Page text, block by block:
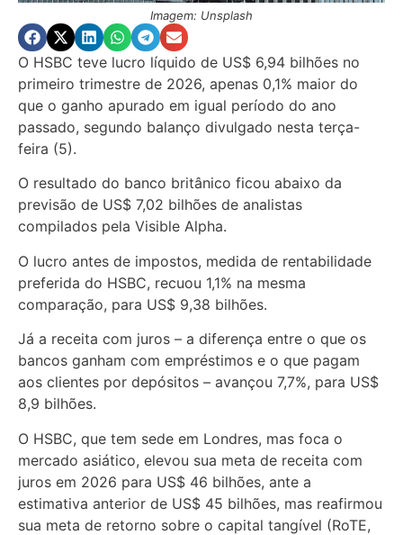
Imagem: Unsplash
O HSBC teve lucro líquido de US$ 6,94 bilhões no
primeiro trimestre de 2026, apenas 0,1% maior do
que o ganho apurado em igual período do ano
passado, segundo balanço divulgado nesta terça-
feira (5).
O resultado do banco britânico ficou abaixo da
previsão de US$ 7,02 bilhões de analistas
compilados pela Visible Alpha.
O lucro antes de impostos, medida de rentabilidade
preferida do HSBC, recuou 1,1% na mesma
comparação, para US$ 9,38 bilhões.
Já a receita com juros – a diferença entre o que os
bancos ganham com empréstimos e o que pagam
aos clientes por depósitos – avançou 7,7%, para US$
8,9 bilhões.
O HSBC, que tem sede em Londres, mas foca o
mercado asiático, elevou sua meta de receita com
juros em 2026 para US$ 46 bilhões, ante a
estimativa anterior de US$ 45 bilhões, mas reafirmou
sua meta de retorno sobre o capital tangível (RoTE,